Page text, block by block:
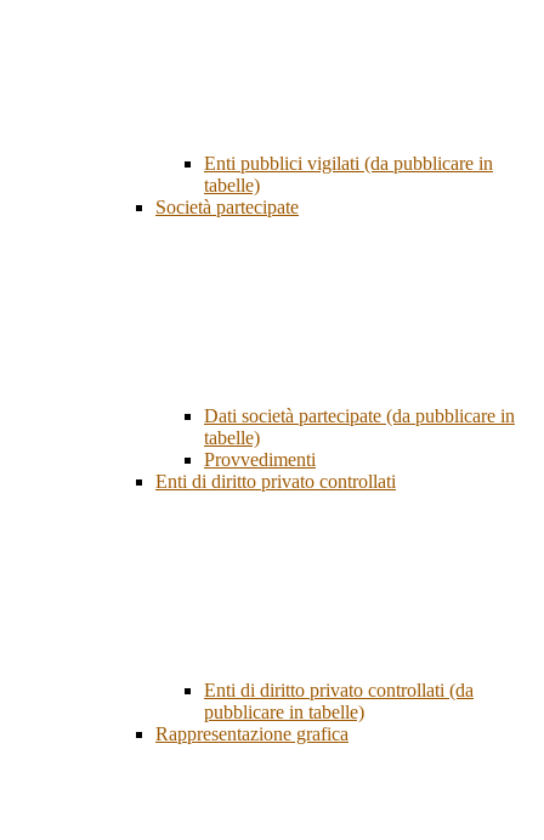
Enti pubblici vigilati (da pubblicare in
tabelle)
Società partecipate
Dati società partecipate (da pubblicare in
tabelle)
Provvedimenti
Enti di diritto privato controllati
Enti di diritto privato controllati (da
pubblicare in tabelle)
Rappresentazione grafica